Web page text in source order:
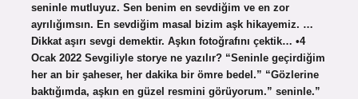
seninle mutluyuz. Sen benim en sevdiğim ve en zor
ayrılığımsın. En sevdiğim masal bizim aşk hikayemiz. …
Dikkat aşırı sevgi demektir. Aşkın fotoğrafını çektik… •4
Ocak 2022 Sevgiliyle storye ne yazılır? “Seninle geçirdiğim
her an bir şaheser, her dakika bir ömre bedel.” “Gözlerine
baktığımda, aşkın en güzel resmini görüyorum.” seninle.”